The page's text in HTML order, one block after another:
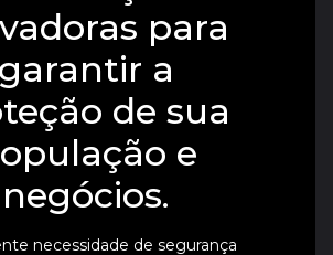
para
garantir a
de sua
e
negócios.
necessidade de segurança